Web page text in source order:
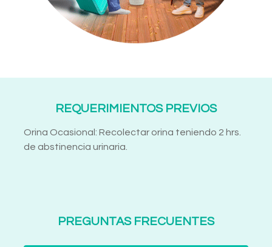
REQUERIMIENTOS PREVIOS
Orina Ocasional: Recolectar orina teniendo 2 hrs.
de abstinencia urinaria.
PREGUNTAS FRECUENTES